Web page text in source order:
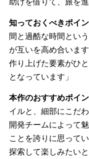
知っておくべきポイン
間と過酷な時間とい
が互いを高め合いま
作り上げた要素がひ
となっています」
本作のおすすめポイン
イルと、細部にこだ
開発チームによって
ことを誇りに思って
探索して楽しみたい